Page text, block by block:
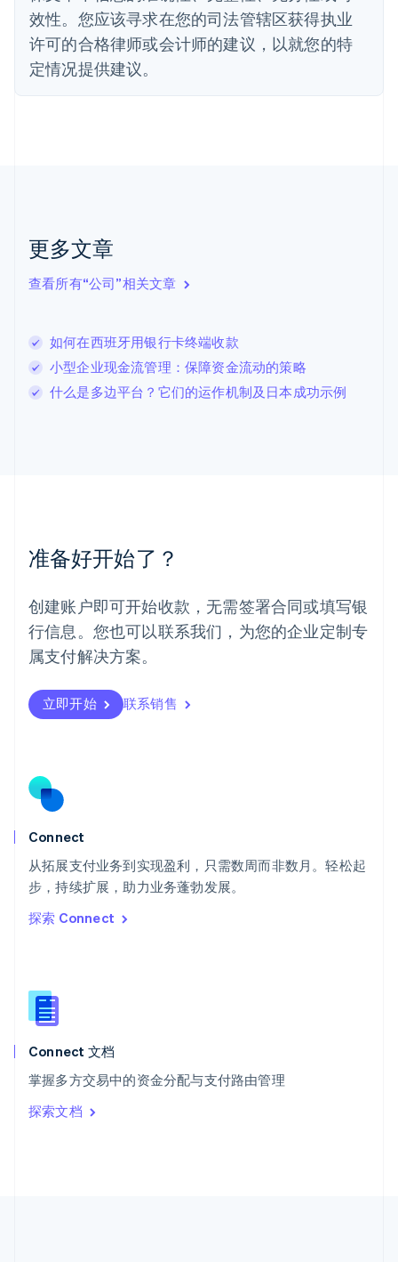
效性。您应该寻求在您的司法管辖区获得执业
许可的合格律师或会计师的建议，以就您的特
定情况提供建议。
更多文章
查看所有“公司”相关文章
如何在西班牙用银行卡终端收款
小型企业现金流管理：保障资金流动的策略
什么是多边平台？它们的运作机制及日本成功示例
准备好开始了？
创建账户即可开始收款，无需签署合同或填写银
行信息。您也可以联系我们，为您的企业定制专
属支付解决方案。
立即开始 联系销售
Connect
从拓展支付业务到实现盈利，只需数周而非数月。轻松起
步，持续扩展，助力业务蓬勃发展。
探索 Connect
Connect 文档
掌握多方交易中的资金分配与支付路由管理
探索文档
法国
FrançaisEnglish
芬兰
EnglishSvenska
English
English
卢森堡
罗马尼亚
English
挪威
葡萄牙
Português English
日本
日本語English
瑞典
瑞士
DeutschFrançais
English
斯洛文尼亚
泰国
ไทยEnglish
希腊
English
西班牙
新西兰
English
匈牙利
English
ItalianoEnglish
印度
English